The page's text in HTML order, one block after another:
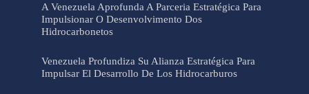
A Venezuela Aprofunda A Parceria Estratégica Para
Impulsionar O Desenvolvimento Dos
Hidrocarbonetos
Venezuela Profundiza Su Alianza Estratégica Para
Impulsar El Desarrollo De Los Hidrocarburos